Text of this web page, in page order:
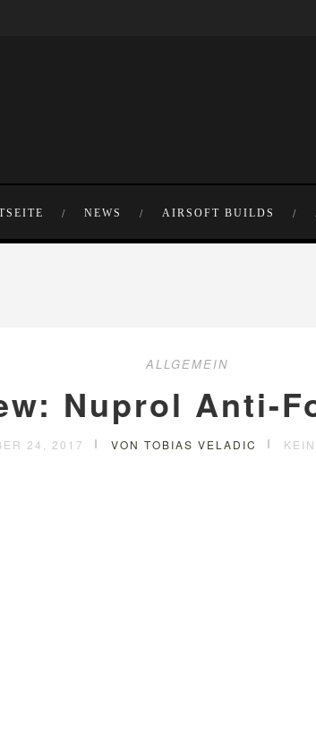
NEWS AIRSOFT BUILDS
ALLGEMEIN
Nuprol Anti-
24, 2017 VON TOBIAS VELADIC